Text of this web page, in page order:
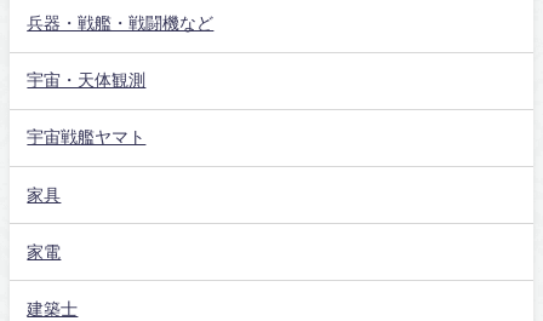
兵器・戦艦・戦闘機など
宇宙・天体観測
宇宙戦艦ヤマト
家具
家電
建築士